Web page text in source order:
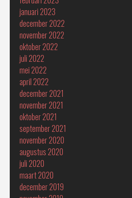
januari 2023
december 2022
november 2022
oktober 2022
juli 2022
mei 2022
april 2022
december 2021
november 2021
oktober 2021
september 2021
november 2020
augustus 2020
juli 2020
maart 2020
december 2019